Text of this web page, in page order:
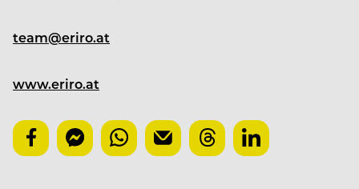
team@eriro.at
www.eriro.at